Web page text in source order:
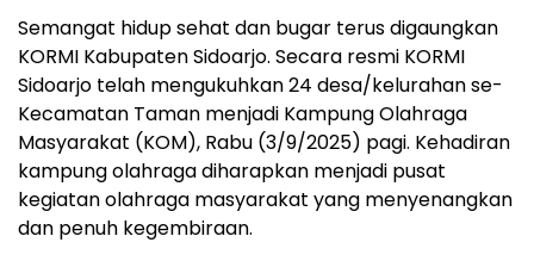
Semangat hidup sehat dan bugar terus digaungkan
KORMI Kabupaten Sidoarjo. Secara resmi KORMI
Sidoarjo telah mengukuhkan 24 desa/kelurahan se-
Kecamatan Taman menjadi Kampung Olahraga
Masyarakat (KOM), Rabu (3/9/2025) pagi. Kehadiran
kampung olahraga diharapkan menjadi pusat
kegiatan olahraga masyarakat yang menyenangkan
dan penuh kegembiraan.